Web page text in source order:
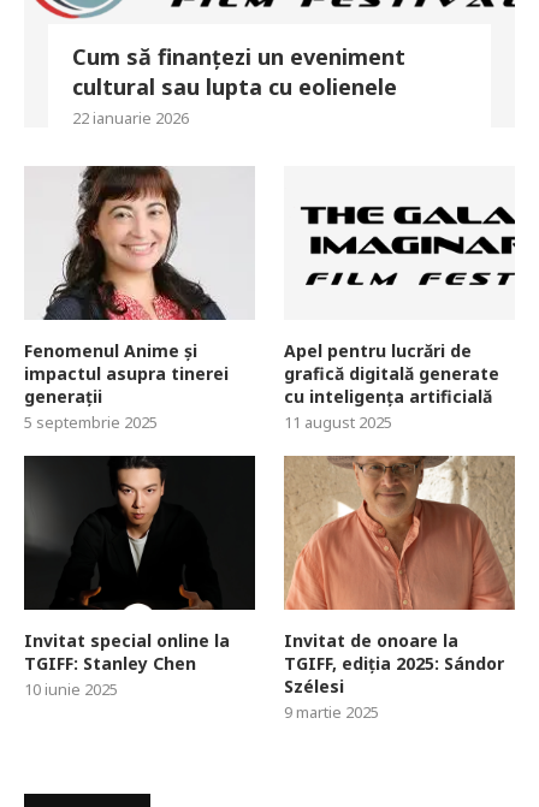
Cum să finanțezi un eveniment
cultural sau lupta cu eolienele
22 ianuarie 2026
Fenomenul Anime și
impactul asupra tinerei
generații
5 septembrie 2025
Apel pentru lucrări de
grafică digitală generate
cu inteligența artificială
11 august 2025
Invitat special online la
TGIFF: Stanley Chen
10 iunie 2025
Invitat de onoare la
TGIFF, ediția 2025: Sándor
Szélesi
9 martie 2025